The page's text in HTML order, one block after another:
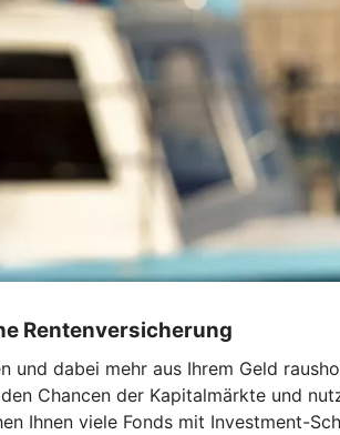
Rentenversicherung
und dabei mehr aus Ihrem Geld
Chancen der Kapitalmärkte und
Ihnen viele Fonds mit Investment-